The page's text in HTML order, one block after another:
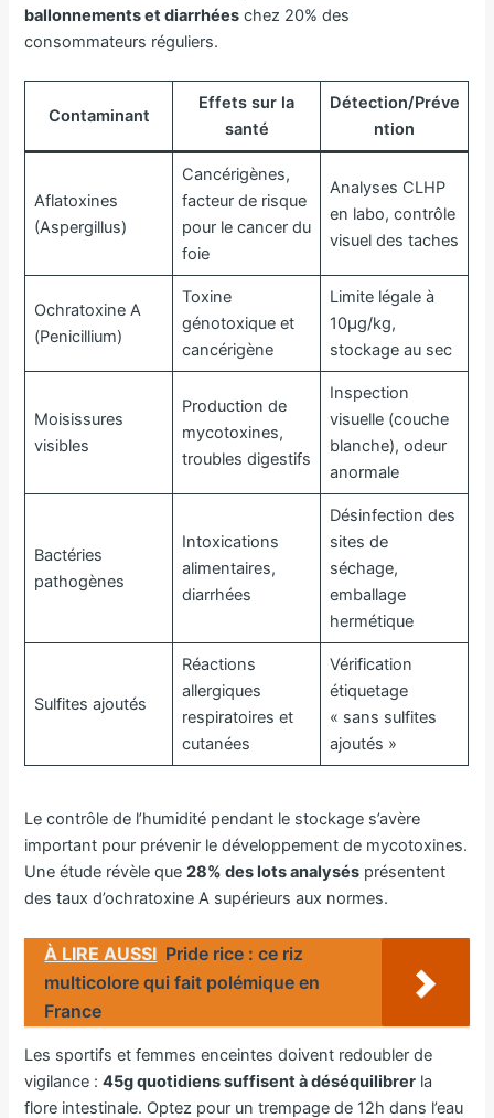
ballonnements et diarrhées chez 20% des
consommateurs réguliers.
Contaminant
Effets sur la
santé
Détection/Préve
ntion
Aflatoxines
(Aspergillus)
Cancérigènes,
facteur de risque
pour le cancer du
foie
Analyses CLHP
en labo, contrôle
visuel des taches
Ochratoxine A
(Penicillium)
Toxine
génotoxique et
cancérigène
Limite légale à
10μg/kg,
stockage au sec
Moisissures
visibles
Production de
mycotoxines,
troubles digestifs
Inspection
visuelle (couche
blanche), odeur
anormale
Bactéries
pathogènes
Intoxications
alimentaires,
diarrhées
Désinfection des
sites de
séchage,
emballage
hermétique
Sulfites ajoutés
Réactions
allergiques
respiratoires et
cutanées
Vérification
étiquetage
« sans sulfites
ajoutés »
Le contrôle de l’humidité pendant le stockage s’avère
important pour prévenir le développement de mycotoxines.
Une étude révèle que28% des lots analysés présentent
des taux d’ochratoxine A supérieurs aux normes.
À LIRE AUSSI Pride rice : ce riz
multicolore qui fait polémique en
France
Les sportifs et femmes enceintes doivent redoubler de
vigilance :45g quotidiens suffisent à déséquilibrer la
flore intestinale. Optez pour un trempage de 12h dans l’eau